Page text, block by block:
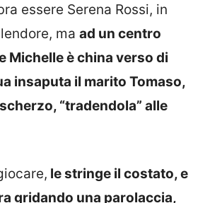
essere Serena Rossi, in
ma ad un centro
Michelle è china verso di
insaputa il marito Tomaso,
“tradendola” alle
le stringe il costato, e
gridando una parolaccia,